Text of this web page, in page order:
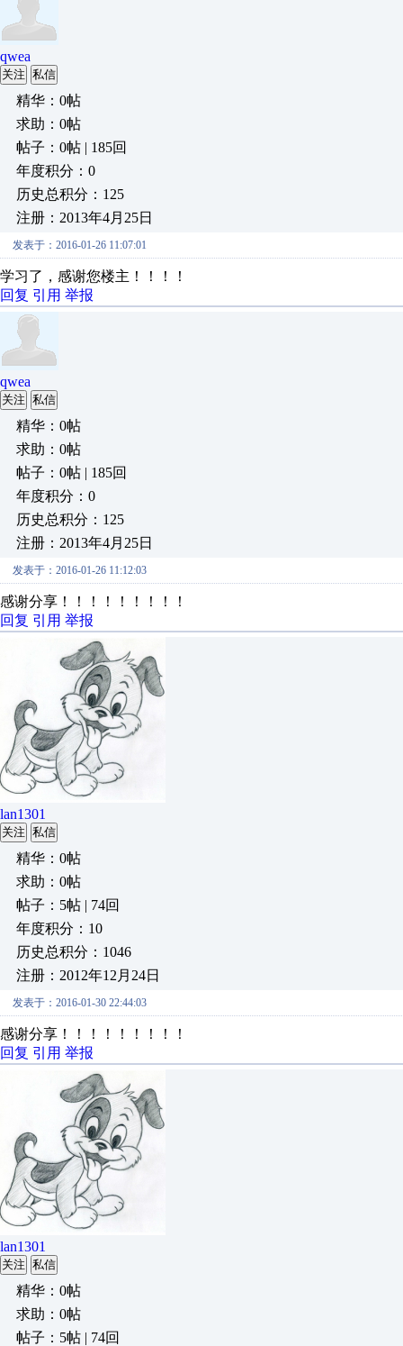
qwea
关注 私信
精华：0帖
求助：0帖
帖子：0帖 | 185回
年度积分：0
历史总积分：125
注册：2013年4月25日
发表于：2016-01-26 11:07:01
学习了，感谢您楼主！！！！
回复 引用 举报
qwea
关注 私信
精华：0帖
求助：0帖
帖子：0帖 | 185回
年度积分：0
历史总积分：125
注册：2013年4月25日
发表于：2016-01-26 11:12:03
感谢分享！！！！！！！！！
回复 引用 举报
lan1301
关注 私信
精华：0帖
求助：0帖
帖子：5帖 | 74回
年度积分：10
历史总积分：1046
注册：2012年12月24日
发表于：2016-01-30 22:44:03
感谢分享！！！！！！！！！
回复 引用 举报
lan1301
关注 私信
精华：0帖
求助：0帖
帖子：5帖 | 74回